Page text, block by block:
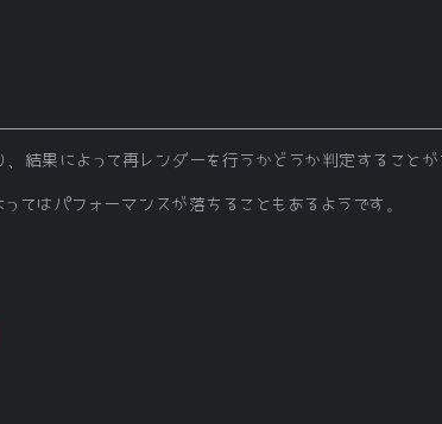
果によって再レンダーを行うかどうか判定することが
てはパフォーマンスが落ちることもあるようです。